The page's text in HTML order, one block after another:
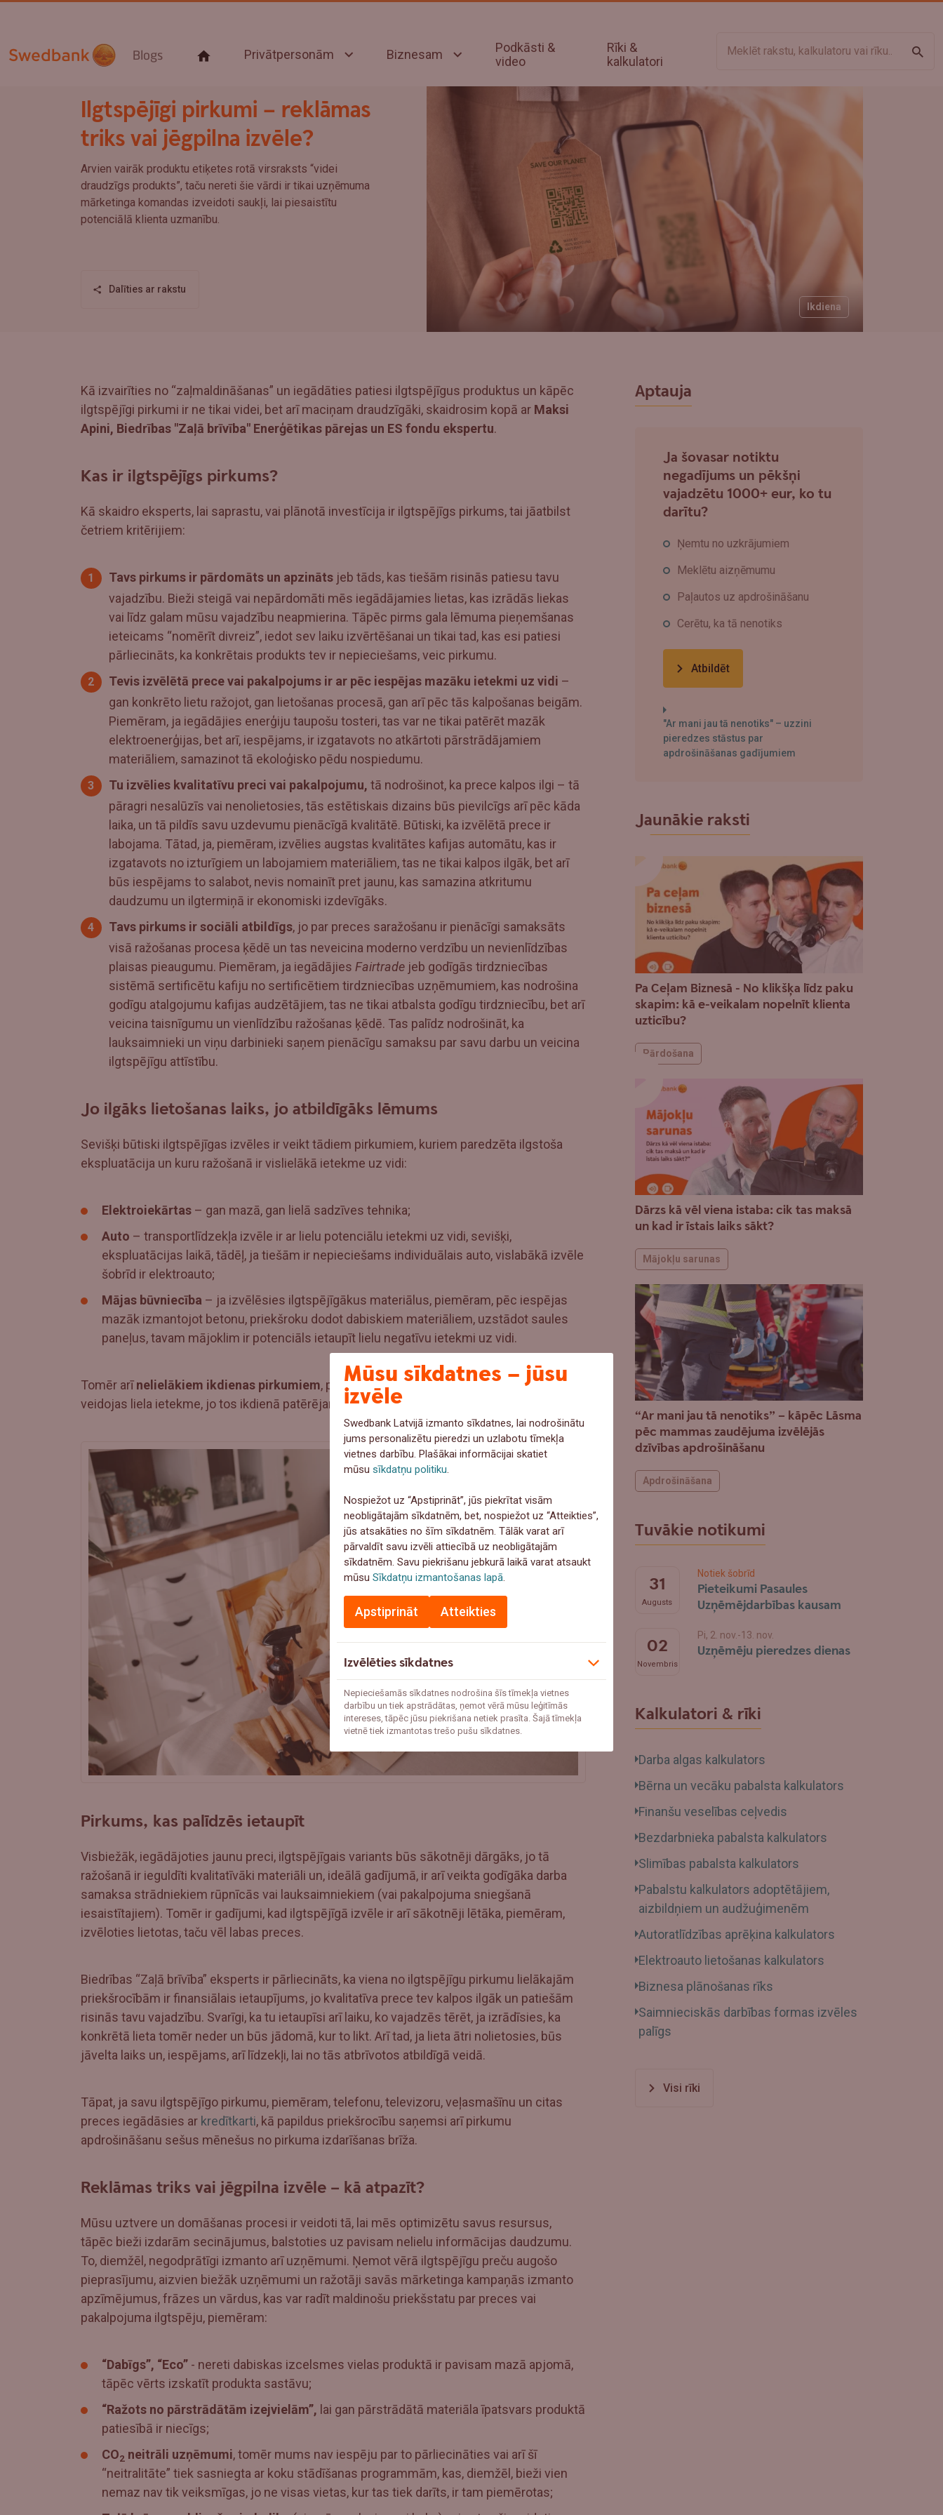
Blogs Privātpersonām Biznesam
Podkāsti &
video
Rīki &
kalkulatori
Ikdiena
Ilgtspējīgi pirkumi – reklāmas
triks vai jēgpilna izvēle?
Arvien vairāk produktu etiķetes rotā virsraksts “videi
draudzīgs produkts”, taču nereti šie vārdi ir tikai uzņēmuma
mārketinga komandas izveidoti saukļi, lai piesaistītu
potenciālā klienta uzmanību.
Dalīties ar rakstu
Kā izvairīties no “zaļmaldināšanas” un iegādāties patiesi ilgtspējīgus produktus un kāpēc
ilgtspējīgi pirkumi ir ne tikai videi, bet arī maciņam draudzīgāki, skaidrosim kopā ar Maksi
Apini, Biedrības "Zaļā brīvība" Enerģētikas pārejas un ES fondu ekspertu.
Kas ir ilgtspējīgs pirkums?
Kā skaidro eksperts, lai saprastu, vai plānotā investīcija ir ilgtspējīgs pirkums, tai jāatbilst
četriem kritērijiem:
Tavs pirkums ir pārdomāts un apzinātsjeb tāds, kas tiešām risinās patiesu tavu
vajadzību. Bieži steigā vai nepārdomāti mēs iegādājamies lietas, kas izrādās liekas
vai līdz galam mūsu vajadzību neapmierina. Tāpēc pirms gala lēmuma pieņemšanas
ieteicams “nomērīt divreiz”, iedot sev laiku izvērtēšanai un tikai tad, kas esi patiesi
pārliecināts, ka konkrētais produkts tev ir nepieciešams, veic pirkumu.
Tevis izvēlētā prece vai pakalpojums ir ar pēc iespējas mazāku ietekmi uz vidi –
gan konkrēto lietu ražojot, gan lietošanas procesā, gan arī pēc tās kalpošanas beigām.
Piemēram, ja iegādājies enerģiju taupošu tosteri, tas var ne tikai patērēt mazāk
elektroenerģijas, bet arī, iespējams, ir izgatavots no atkārtoti pārstrādājamiem
materiāliem, samazinot tā ekoloģisko pēdu nospiedumu.
Tu izvēlies kvalitatīvu preci vai pakalpojumu, tā nodrošinot, ka prece kalpos ilgi – tā
pāragri nesalūzīs vai nenolietosies, tās estētiskais dizains būs pievilcīgs arī pēc kāda
laika, un tā pildīs savu uzdevumu pienācīgā kvalitātē. Būtiski, ka izvēlētā prece ir
labojama. Tātad, ja, piemēram, izvēlies augstas kvalitātes kafijas automātu, kas ir
izgatavots no izturīgiem un labojamiem materiāliem, tas ne tikai kalpos ilgāk, bet arī
būs iespējams to salabot, nevis nomainīt pret jaunu, kas samazina atkritumu
daudzumu un ilgtermiņā ir ekonomiski izdevīgāks.
Tavs pirkums ir sociāli atbildīgs, jo par preces saražošanu ir pienācīgi samaksāts
visā ražošanas procesa ķēdē un tas neveicina moderno verdzību un nevienlīdzības
plaisas pieaugumu. Piemēram, ja iegādājies Fairtradejeb godīgās tirdzniecības
sistēmā sertificētu kafiju no sertificētiem tirdzniecības uzņēmumiem, kas nodrošina
godīgu atalgojumu kafijas audzētājiem, tas ne tikai atbalsta godīgu tirdzniecību, bet arī
veicina taisnīgumu un vienlīdzību ražošanas ķēdē. Tas palīdz nodrošināt, ka
lauksaimnieki un viņu darbinieki saņem pienācīgu samaksu par savu darbu un veicina
ilgtspējīgu attīstību.
Jo ilgāks lietošanas laiks, jo atbildīgāks lēmums
Sevišķi būtiski ilgtspējīgas izvēles ir veikt tādiem pirkumiem, kuriem paredzēta ilgstoša
ekspluatācija un kuru ražošanā ir vislielākā ietekme uz vidi:
Elektroiekārtas– gan mazā, gan lielā sadzīves tehnika;
Auto – transportlīdzekļa izvēle ir ar lielu potenciālu ietekmi uz vidi, sevišķi,
ekspluatācijas laikā, tādēļ, ja tiešām ir nepieciešams individuālais auto, vislabākā izvēle
šobrīd ir elektroauto;
Mājas būvniecība – ja izvēlēsies ilgtspējīgākus materiālus, piemēram, pēc iespējas
mazāk izmantojot betonu, priekšroku dodot dabiskiem materiāliem, uzstādot saules
paneļus, tavam mājoklim ir potenciāls ietaupīt lielu negatīvu ietekmi uz vidi.
Tomēr arīnelielākiem ikdienas pirkumiem, piemēram, pārtikai, apģērbam, sadzīves ķīmijai
veidojas liela ietekme, jo tos ikdienā patērējam lielos apjomos.
Pirkums, kas palīdzēs ietaupīt
Visbiežāk, iegādājoties jaunu preci, ilgtspējīgais variants būs sākotnēji dārgāks, jo tā
ražošanā ir ieguldīti kvalitatīvāki materiāli un, ideālā gadījumā, ir arī veikta godīgāka darba
samaksa strādniekiem rūpnīcās vai lauksaimniekiem (vai pakalpojuma sniegšanā
iesaistītajiem). Tomēr ir gadījumi, kad ilgtspējīgā izvēle ir arī sākotnēji lētāka, piemēram,
izvēloties lietotas, taču vēl labas preces.
Biedrības “Zaļā brīvība” eksperts ir pārliecināts, ka viena no ilgtspējīgu pirkumu lielākajām
priekšrocībām ir finansiālais ietaupījums, jo kvalitatīva prece tev kalpos ilgāk un patiešām
risinās tavu vajadzību. Svarīgi, ka tu ietaupīsi arī laiku, ko vajadzēs tērēt, ja izrādīsies, ka
konkrētā lieta tomēr neder un būs jādomā, kur to likt. Arī tad, ja lieta ātri nolietosies, būs
jāvelta laiks un, iespējams, arī līdzekļi, lai no tās atbrīvotos atbildīgā veidā.
Tāpat, ja savu ilgtspējīgo pirkumu, piemēram, telefonu, televizoru, veļasmašīnu un citas
preces iegādāsies ar kredītkarti, kā papildus priekšrocību saņemsi arī pirkumu
apdrošināšanu sešus mēnešus no pirkuma izdarīšanas brīža.
Reklāmas triks vai jēgpilna izvēle – kā atpazīt?
Mūsu uztvere un domāšanas procesi ir veidoti tā, lai mēs optimizētu savus resursus,
tāpēc bieži izdarām secinājumus, balstoties uz pavisam nelielu informācijas daudzumu.
To, diemžēl, negodprātīgi izmanto arī uzņēmumi. Ņemot vērā ilgtspējīgu preču augošo
pieprasījumu, aizvien biežāk uzņēmumi un ražotāji savās mārketinga kampaņās izmanto
apzīmējumus, frāzes un vārdus, kas var radīt maldinošu priekšstatu par preces vai
pakalpojuma ilgtspēju, piemēram:
“Dabīgs”, “Eco”- nereti dabiskas izcelsmes vielas produktā ir pavisam mazā apjomā,
tāpēc vērts izskatīt produkta sastāvu;
“Ražots no pārstrādātām izejvielām”, lai gan pārstrādātā materiāla īpatsvars produktā
patiesībā ir niecīgs;
CO2 neitrāli uzņēmumi, tomēr mums nav iespēju par to pārliecināties vai arī šī
“neitralitāte” tiek sasniegta ar koku stādīšanas programmām, kas, diemžēl, bieži vien
nemaz nav tik veiksmīgas, jo ne visas vietas, kur tas tiek darīts, ir tam piemērotas;
Aptauja
Ja šovasar notiktu
negadījums un pēkšņi
vajadzētu 1000+ eur, ko tu
darītu?
Ņemtu no uzkrājumiem
Meklētu aizņēmumu
Paļautos uz apdrošināšanu
Cerētu, ka tā nenotiks
Atbildēt
"Ar mani jau tā nenotiks" – uzzini
pieredzes stāstus par
apdrošināšanas gadījumiem
Jaunākie raksti
Pa Ceļam Biznesā - No klikšķa līdz paku
skapim: kā e-veikalam nopelnīt klienta
uzticību?
Pārdošana
Dārzs kā vēl viena istaba: cik tas maksā
un kad ir īstais laiks sākt?
Mājokļu sarunas
“Ar mani jau tā nenotiks” – kāpēc Lāsma
pēc mammas zaudējuma izvēlējās
dzīvības apdrošināšanu
Apdrošināšana
Tuvākie notikumi
31
Augusts
Notiek šobrīd
Pieteikumi Pasaules
Uzņēmējdarbības kausam
02
Novembris
Pi, 2. nov.-13. nov.
Uzņēmēju pieredzes dienas
Kalkulatori & rīki
Darba algas kalkulators
Bērna un vecāku pabalsta kalkulators
Finanšu veselības ceļvedis
Bezdarbnieka pabalsta kalkulators
Slimības pabalsta kalkulators
Pabalstu kalkulators adoptētājiem,
aizbildņiem un audžuģimenēm
Autoratlīdzības aprēķina kalkulators
Elektroauto lietošanas kalkulators
Biznesa plānošanas rīks
Saimnieciskās darbības formas izvēles
palīgs
Visi rīki
Mūsu sīkdatnes – jūsu
izvēle
Swedbank Latvijā izmanto sīkdatnes, lai nodrošinātu
jums personalizētu pieredzi un uzlabotu tīmekļa
vietnes darbību. Plašākai informācijai skatiet
mūsusīkdatņu politiku.
Nospiežot uz “Apstiprināt”, jūs piekrītat visām
neobligātajām sīkdatnēm, bet, nospiežot uz “Atteikties”,
jūs atsakāties no šīm sīkdatnēm. Tālāk varat arī
pārvaldīt savu izvēli attiecībā uz neobligātajām
sīkdatnēm. Savu piekrišanu jebkurā laikā varat atsaukt
mūsuSīkdatņu izmantošanas lapā.
Apstiprināt Atteikties
Izvēlēties sīkdatnes
Nepieciešamās sīkdatnes nodrošina šīs tīmekļa vietnes
darbību un tiek apstrādātas, ņemot vērā mūsu leģitīmās
intereses, tāpēc jūsu piekrišana netiek prasīta. Šajā tīmekļa
vietnē tiek izmantotas trešo pušu sīkdatnes.